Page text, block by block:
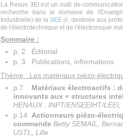
La Revue 3EI est un outil de
recherche dans le domaine de
Industrielle) de la SEE(link is external)
, destinée aux
de l'électrotechnique et de l'électronique
Sommaire :
p. 2 Éditorial
p. 3 Publications, informations
Thème : Les matériaux piézo-
p.7 Matériaux électroactifs :
innovants aux « structures
HENAUX : INPT/ENSEEIHT/LEEI,
p.14 Actionneurs piézo-
commande Betty SEMAIL,
USTL, Lille